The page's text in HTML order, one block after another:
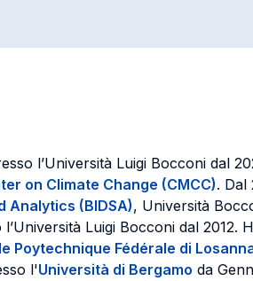
l’Università Luigi Bocconi dal
on Climate Change (CMCC). Dal
Analytics (BIDSA), Università
Luigi Bocconi dal 2012.
Poytechnique Fédérale di
l'Università di Bergamo da